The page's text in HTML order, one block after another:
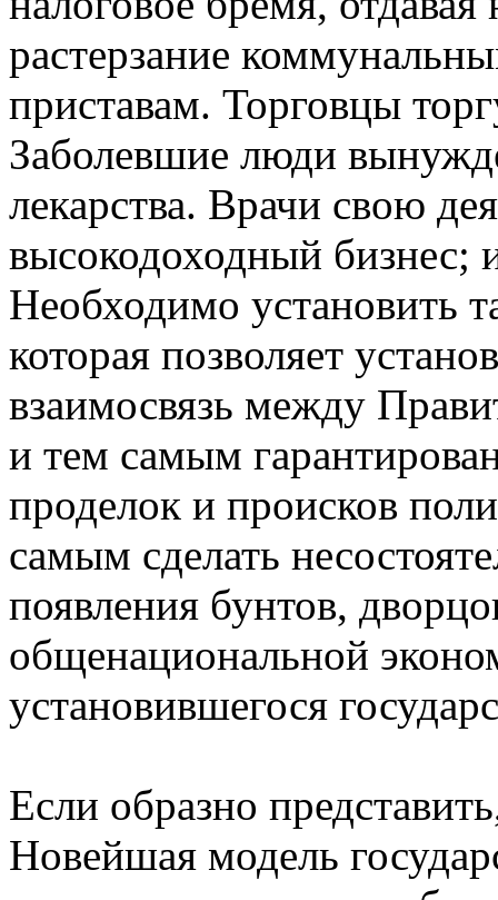
растерзание
приставам. Торговцы
Заболевшие люди
лекарства. Врачи свою
высокодоходный бизнес;
Необходимо установить
которая позволяет
взаимосвязь между
и тем самым
проделок и происков
самым сделать
появления бунтов,
общенациональной
установившегося
Если образно
Новейшая модель